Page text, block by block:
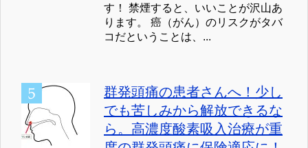
す！ 禁煙すると、いいことが沢山あ
ります。 癌（がん）のリスクがタバ
コだということは、...
群発頭痛の患者さんへ！少し
でも苦しみから解放できるな
ら。高濃度酸素吸入治療が重